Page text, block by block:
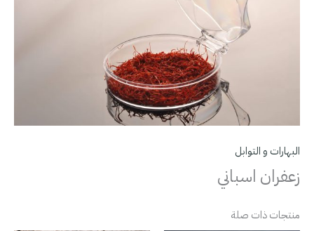
البهارات و التوابل
زعفران اسباني
منتجات ذات صلة